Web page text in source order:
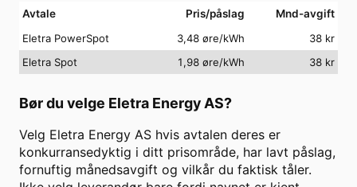
Avtale Pris/påslag
Mnd-avgift
Eletra PowerSpot
3,48 øre/kWh 38 kr
Eletra Spot
1,98 øre/kWh 38 kr
Bør du velge Eletra Energy AS?
Velg Eletra Energy AS hvis avtalen deres er
konkurransedyktig i ditt prisområde, har lavt påslag,
fornuftig månedsavgift og vilkår du faktisk tåler.